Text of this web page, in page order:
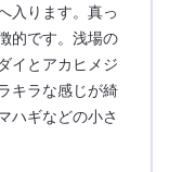
入ります。真っ
的です。浅場の
イとアカヒメジ
キラな感じが綺
ハギなどの小さ